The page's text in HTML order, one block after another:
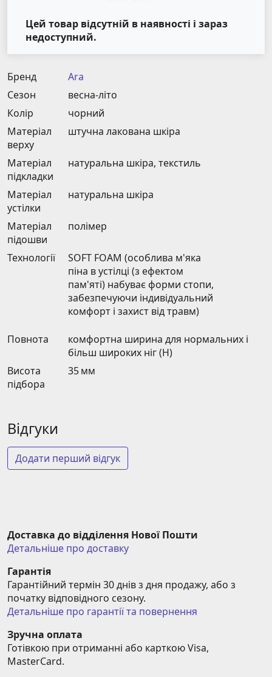
Цей товар відсутній в наявності і зараз
недоступний.
Бренд
Ara
Сезон
весна-літо
Колір
чорний
Матеріал
верху
штучна лакована шкіра
Матеріал
підкладки
натуральна шкіра, текстиль
Матеріал
устілки
натуральна шкіра
Матеріал
підошви
полімер
Технології
SOFT FOAM (особлива м'яка
піна в устілці (з ефектом
пам'яті) набуває форми стопи,
забезпечуючи індивідуальний
комфорт і захист від травм)
Повнота
комфортна ширина для нормальних і
більш широких ніг (H)
Висота
підбора
35 мм
Відгуки
Додати перший відгук
Доставка до відділення Нової Пошти
Детальніше про доставку
Гарантія
Гарантійний термін 30 днів з дня продажу, або з
початку відповідного сезону.
Детальніше про гарантії та повернення
Зручна оплата
Готівкою при отриманні або карткою Visa,
MasterCard.